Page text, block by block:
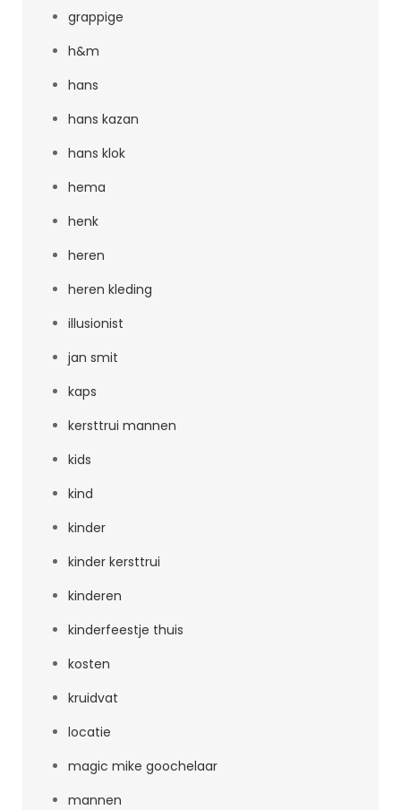
grappige
h&m
hans
hans kazan
hans klok
hema
henk
heren
heren kleding
illusionist
jan smit
kaps
kersttrui mannen
kids
kind
kinder
kinder kersttrui
kinderen
kinderfeestje thuis
kosten
kruidvat
locatie
magic mike goochelaar
mannen